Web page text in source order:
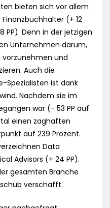
bieten sich vor allem
(+ 12
PP). Denn in der jetzigen
Unternehmen darum,
vorzunehmen und
Auch die
Spezialisten ist dank
Nachdem sie im
war (- 53 PP auf
einen zaghaften
auf 239 Prozent.
Data
Advisors (+ 24 PP).
gesamten Branche
verschafft.